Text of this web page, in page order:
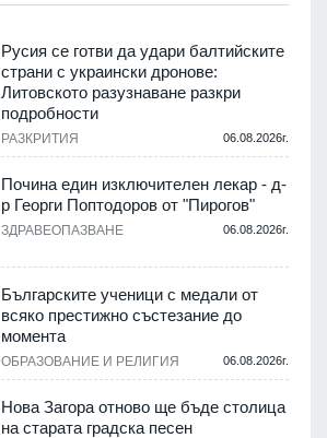
Русия се готви да удари балтийските
страни с украински дронове:
Литовското разузнаване разкри
подробности
РАЗКРИТИЯ 06.08.2026г.
Почина един изключителен лекар - д-
р Георги Поптодоров от "Пирогов"
ЗДРАВЕОПАЗВАНЕ 06.08.2026г.
Българските ученици с медали от
всяко престижно състезание до
момента
ОБРАЗОВАНИЕ И РЕЛИГИЯ 06.08.2026г.
Нова Загора отново ще бъде столица
на старата градска песен